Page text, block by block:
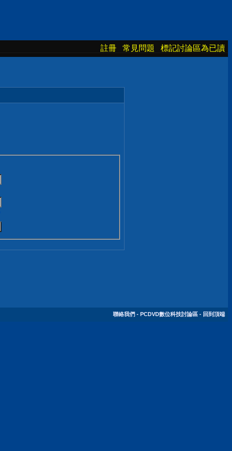
註冊 常見問題 標記討論區為已讀
聯絡我們 - PCDVD數位科技討論區 - 回到頂端